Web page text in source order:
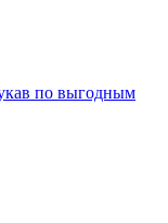
по выгодным